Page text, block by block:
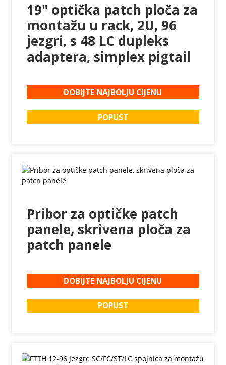
19" optička patch ploča za
montažu u rack, 2U, 96
jezgri, s 48 LC dupleks
adaptera, simplex pigtail
DOBIJTE NAJBOLJU CIJENU
POPUST
Pribor za optičke patch
panele, skrivena ploča za
patch panele
DOBIJTE NAJBOLJU CIJENU
POPUST